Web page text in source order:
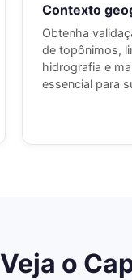
Contexto
Obtenha
de topônimos,
hidrografia e
essencial para
Veja o